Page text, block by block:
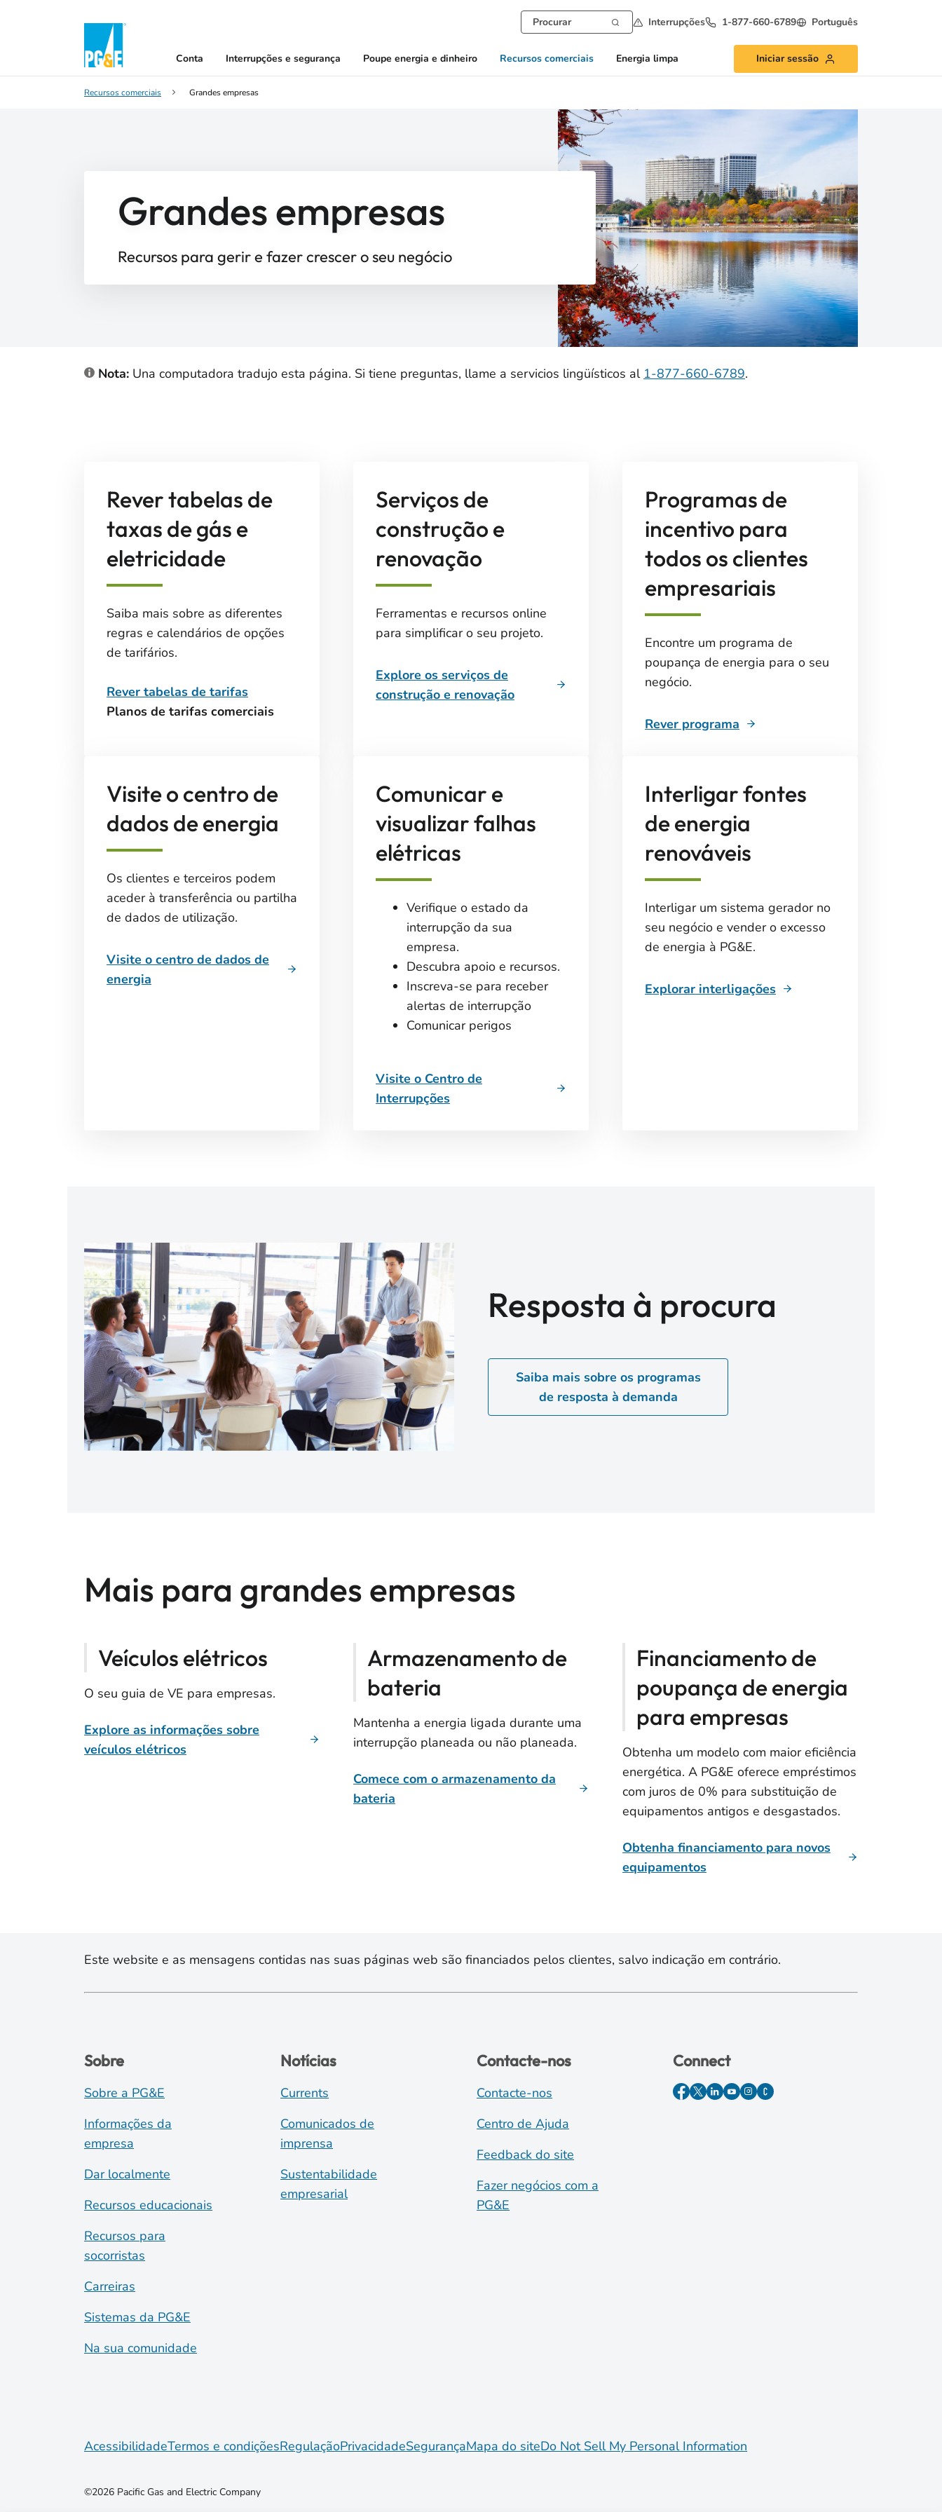
Interrupções 1-877-660-6789 Português
Conta Interrupções e segurança Poupe energia e dinheiro Recursos comerciais Energia limpa Iniciar sessão
Recursos comerciais Grandes empresas
Grandes empresas
Recursos para gerir e fazer crescer o seu negócio
Nota: Una computadora tradujo esta página. Si tiene preguntas, llame a servicios lingüísticos al 1-877-660-6789.
Rever tabelas de
taxas de gás e
eletricidade
Saiba mais sobre as diferentes
regras e calendários de opções
de tarifários.
Rever tabelas de tarifas
Planos de tarifas comerciais
Serviços de
construção e
renovação
Ferramentas e recursos online
para simplificar o seu projeto.
Explore os serviços de
construção e renovação
Programas de
incentivo para
todos os clientes
empresariais
Encontre um programa de
poupança de energia para o seu
negócio.
Rever programa
Visite o centro de
dados de energia
Os clientes e terceiros podem
aceder à transferência ou partilha
de dados de utilização.
Visite o centro de dados de
energia
Comunicar e
visualizar falhas
elétricas
Verifique o estado da
interrupção da sua
empresa.
Descubra apoio e recursos.
Inscreva-se para receber
alertas de interrupção
Comunicar perigos
Visite o Centro de
Interrupções
Interligar fontes
de energia
renováveis
Interligar um sistema gerador no
seu negócio e vender o excesso
de energia à PG&E.
Explorar interligações
Resposta à procura
Saiba mais sobre os programas
de resposta à demanda
Mais para grandes empresas
Veículos elétricos
O seu guia de VE para empresas.
Explore as informações sobre
veículos elétricos
Armazenamento de
bateria
Mantenha a energia ligada durante uma
interrupção planeada ou não planeada.
Comece com o armazenamento da
bateria
Financiamento de
poupança de energia
para empresas
Obtenha um modelo com maior eficiência
energética. A PG&E oferece empréstimos
com juros de 0% para substituição de
equipamentos antigos e desgastados.
Obtenha financiamento para novos
equipamentos
Este website e as mensagens contidas nas suas páginas web são financiados pelos clientes, salvo indicação em contrário.
Sobre
Sobre a PG&E
Informações da
empresa
Dar localmente
Recursos educacionais
Recursos para
socorristas
Carreiras
Sistemas da PG&E
Na sua comunidade
Notícias
Currents
Comunicados de
imprensa
Sustentabilidade
empresarial
Contacte-nos
Contacte-nos
Centro de Ajuda
Feedback do site
Fazer negócios com a
PG&E
Connect
AcessibilidadeTermos e condiçõesRegulaçãoPrivacidadeSegurançaMapa do siteDo Not Sell My Personal Information
©2026 Pacific Gas and Electric Company